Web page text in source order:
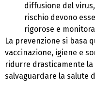
diffusione del
rischio devono
rigorose e
La prevenzione si basa
vaccinazione, igiene e
ridurre drasticamente
salvaguardare la salute